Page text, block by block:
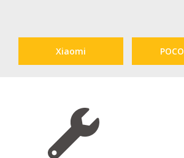
Xiaomi POCO